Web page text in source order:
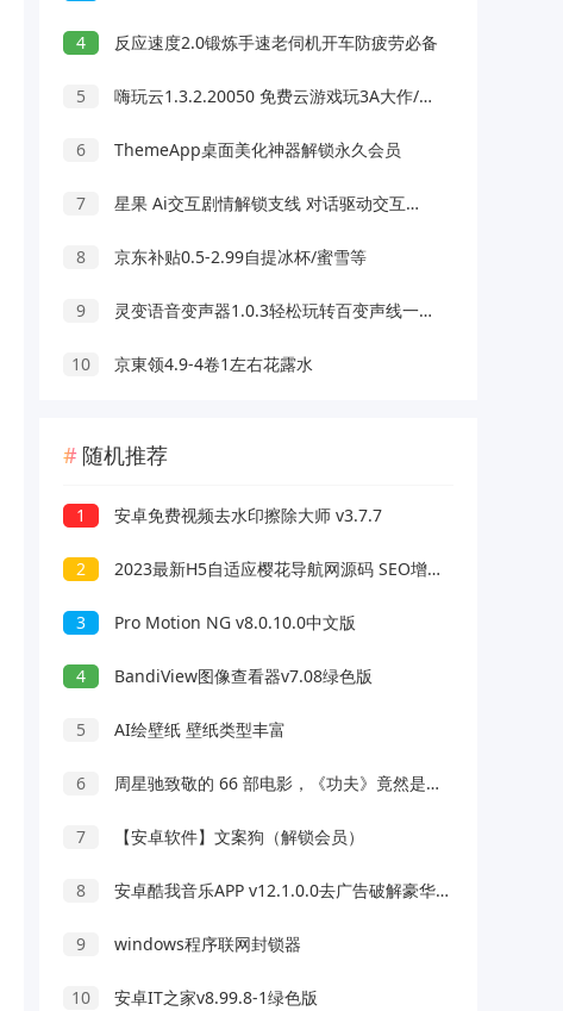
4 反应速度2.0锻炼手速老伺机开车防疲劳必备
5 嗨玩云1.3.2.20050 免费云游戏玩3A大作/热门游戏 无延迟免下载
6 ThemeApp桌面美化神器解锁永久会员
7 星果 Ai交互剧情解锁支线 对话驱动交互故事剧情
8 京东补贴0.5-2.99自提冰杯/蜜雪等
9 灵变语音变声器1.0.3轻松玩转百变声线一键变声
10 京東领4.9-4卷1左右花露水
随机推荐
1 安卓免费视频去水印擦除大师 v3.7.7
2 2023最新H5自适应樱花导航网源码 SEO增强版
3 Pro Motion NG v8.0.10.0中文版
4 BandiView图像查看器v7.08绿色版
5 AI绘壁纸 壁纸类型丰富
6 周星驰致敬的 66 部电影，《功夫》竟然是彩蛋最多的！
7 【安卓软件】文案狗（解锁会员）
8 安卓酷我音乐APP v12.1.0.0去广告破解豪华vip版
9 windows程序联网封锁器
10 安卓IT之家v8.99.8-1绿色版